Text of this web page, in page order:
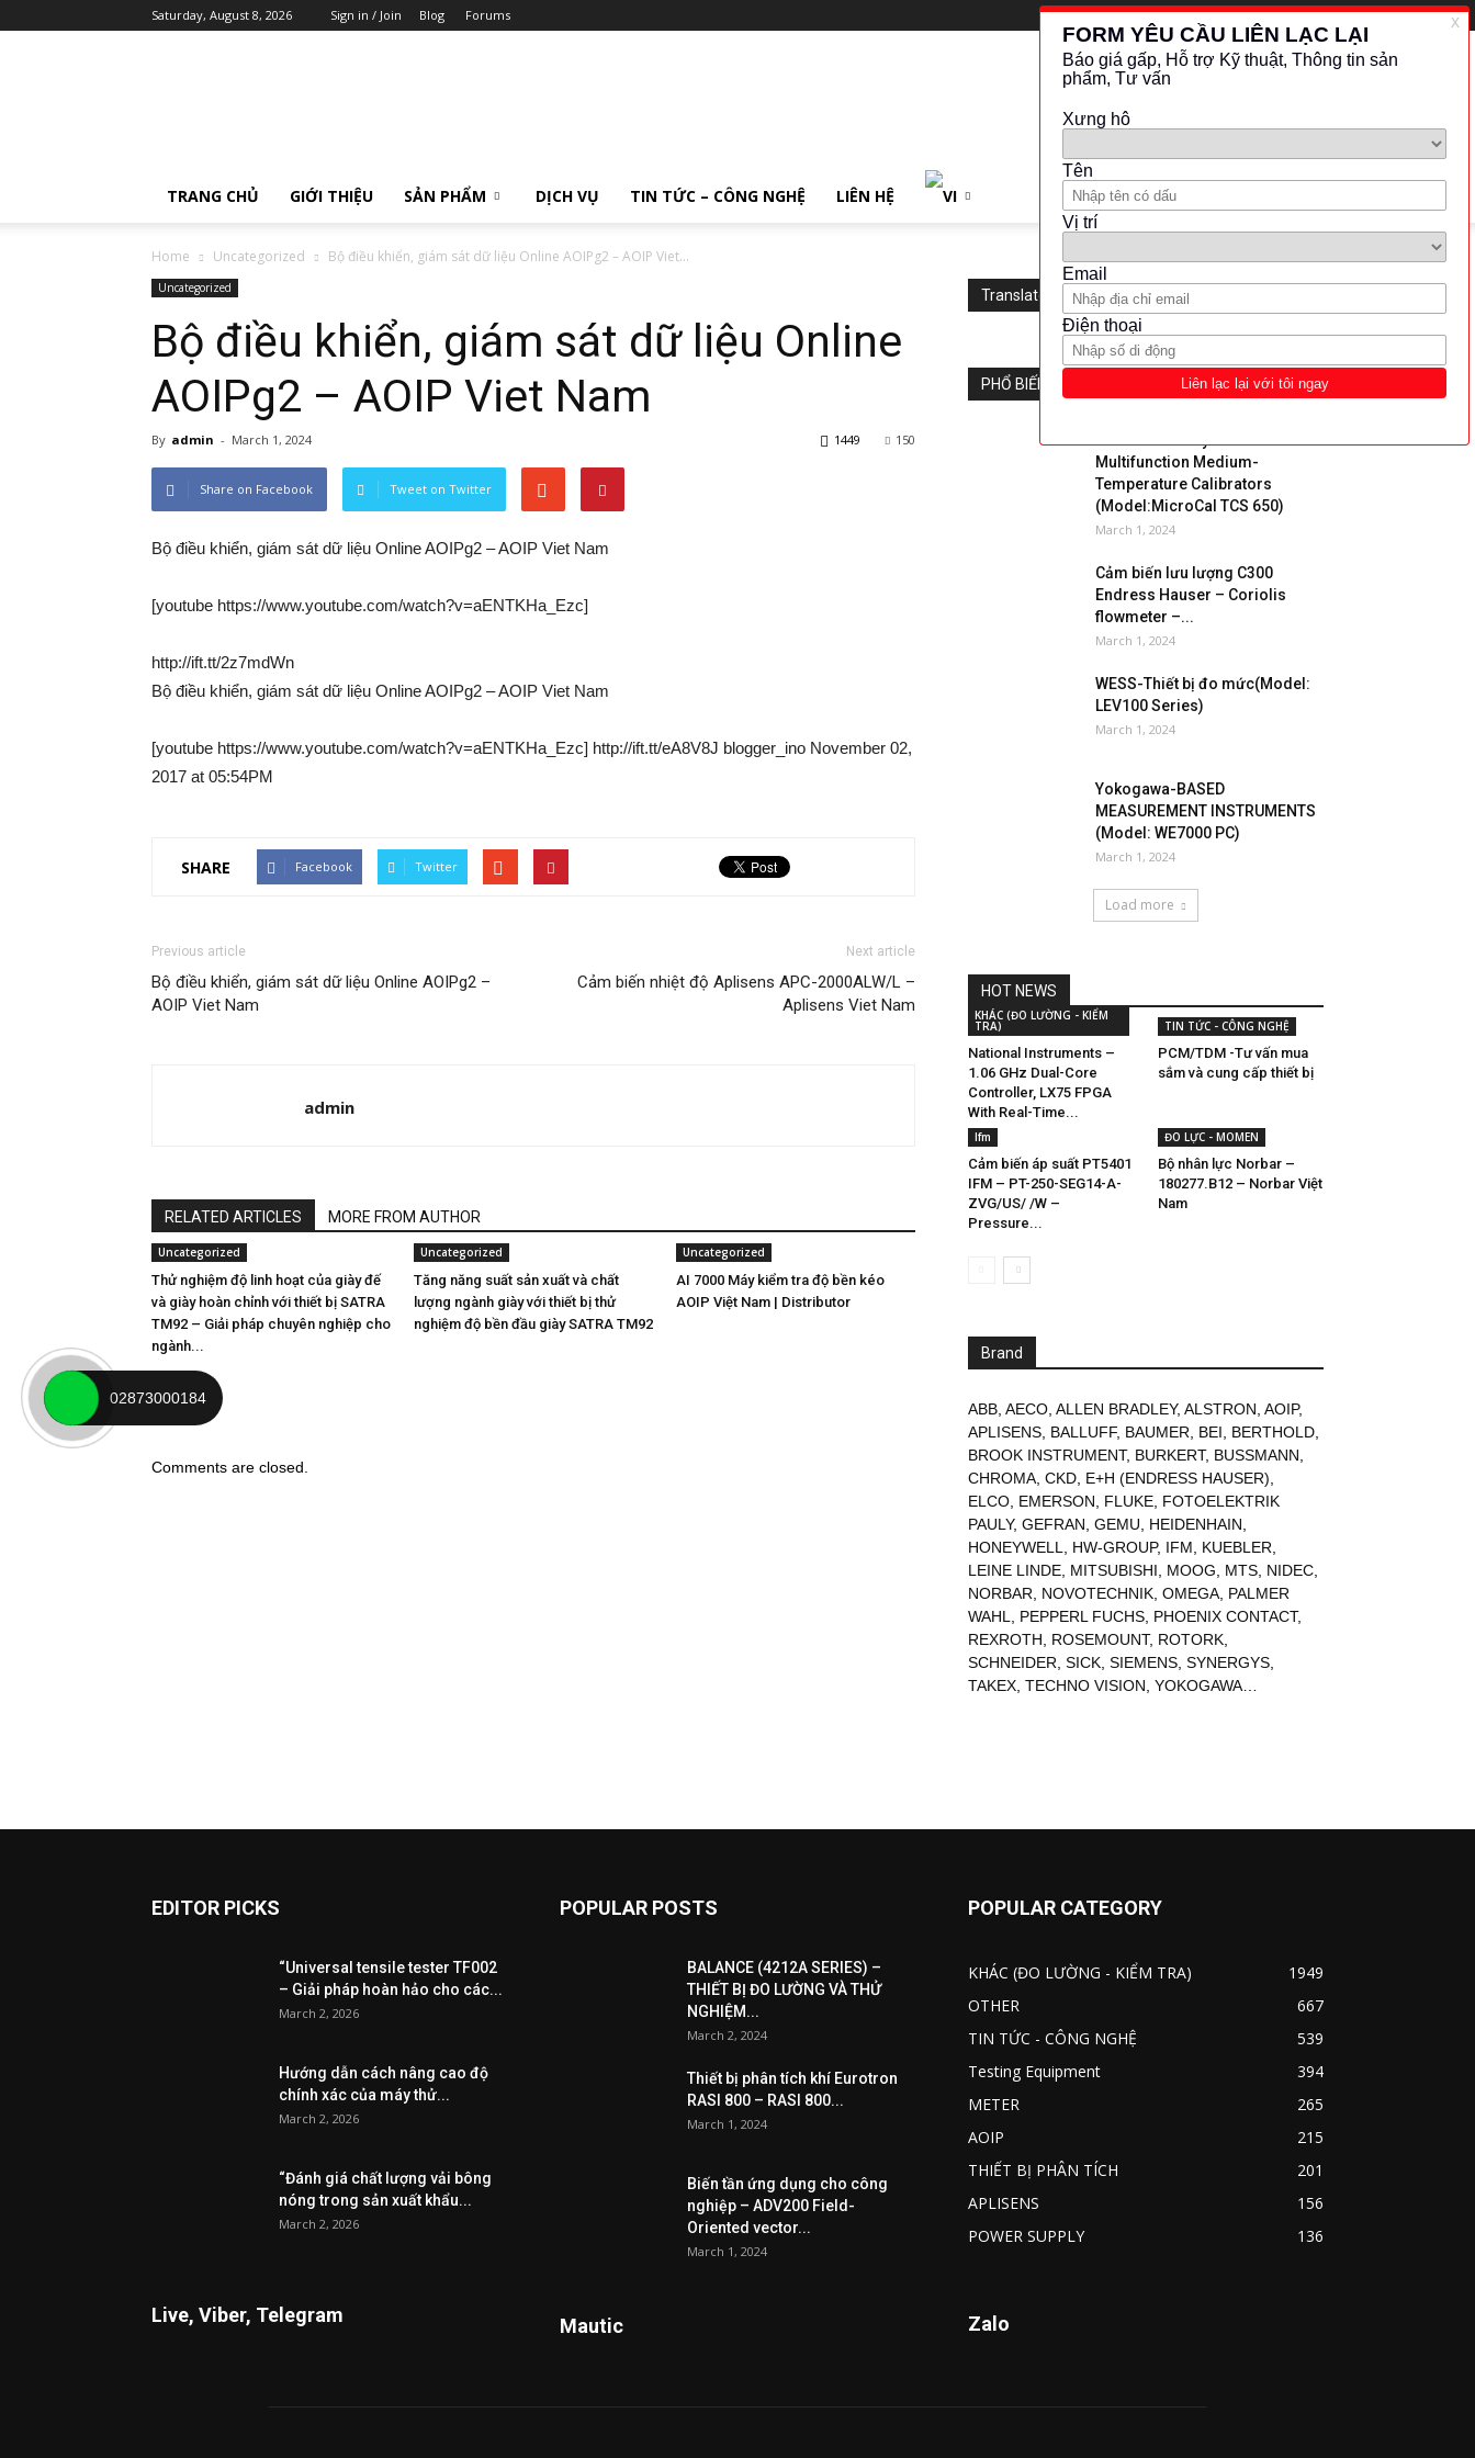
Saturday, August 8, 2026 Sign in / Join Blog Forums
TRANG CHỦ GIỚI THIỆU SẢN PHẨM DỊCH VỤ TIN TỨC – CÔNG NGHỆ LIÊN HỆ
Home Uncategorized Bộ điều khiển, giám sát dữ liệu Online AOIPg2 – AOIP Viet...
Uncategorized
Bộ điều khiển, giám sát dữ liệu Online
AOIPg2 – AOIP Viet Nam
By admin - March 1, 2024 150
1449
Share on Facebook Tweet on Twitter
Bộ điều khiển, giám sát dữ liệu Online AOIPg2 – AOIP Viet Nam
[youtube https://www.youtube.com/watch?v=aENTKHa_Ezc]
http://ift.tt/2z7mdWn
Bộ điều khiển, giám sát dữ liệu Online AOIPg2 – AOIP Viet Nam
[youtube https://www.youtube.com/watch?v=aENTKHa_Ezc] http://ift.tt/eA8V8J blogger_ino November 02,
2017 at 05:54PM
SHARE Facebook Twitter
Previous article
Bộ điều khiển, giám sát dữ liệu Online AOIPg2 –
AOIP Viet Nam
Next article
Cảm biến nhiệt độ Aplisens APC-2000ALW/L –
Aplisens Viet Nam
admin
RELATED ARTICLES MORE FROM AUTHOR
Uncategorized
Thử nghiệm độ linh hoạt của giày đế
và giày hoàn chỉnh với thiết bị SATRA
TM92 – Giải pháp chuyên nghiệp cho
ngành...
Uncategorized
Tăng năng suất sản xuất và chất
lượng ngành giày với thiết bị thử
nghiệm độ bền đầu giày SATRA TM92
Uncategorized
AI 7000 Máy kiểm tra độ bền kéo
AOIP Việt Nam | Distributor
Comments are closed.
Translate this website
PHỔ BIẾN
Multifunction Medium-
Temperature Calibrators
(Model:MicroCal TCS 650)
March 1, 2024
Cảm biến lưu lượng C300
Endress Hauser – Coriolis
flowmeter –...
March 1, 2024
WESS-Thiết bị đo mức(Model:
LEV100 Series)
March 1, 2024
Yokogawa-BASED
MEASUREMENT INSTRUMENTS
(Model: WE7000 PC)
March 1, 2024
Load more
HOT NEWS
KHÁC (ĐO LƯỜNG - KIỂM
TRA)
National Instruments –
1.06 GHz Dual-Core
Controller, LX75 FPGA
With Real-Time...
TIN TỨC - CÔNG NGHỆ
PCM/TDM -Tư vấn mua
sắm và cung cấp thiết bị
Ifm
Cảm biến áp suất PT5401
IFM – PT-250-SEG14-A-
ZVG/US/ /W –
Pressure...
ĐO LỰC - MOMEN
Bộ nhân lực Norbar –
180277.B12 – Norbar Việt
Nam
Brand
ABB AECO ALLEN BRADLEY, ALSTRON AOIP,
APLISENS BALLUFF, BAUMER BEI BERTHOLD
BROOK INSTRUMENT, BURKERT, BUSSMANN
CHROMA CKD E+H (ENDRESS HAUSER)
ELCO EMERSON FLUKE FOTOELEKTRIK
PAULY, GEFRAN GEMU HEIDENHAIN
HONEYWELL
HW-GROUP, IFM KUEBLER
LEINE LINDE MITSUBISHI MOOG MTS NIDEC
NORBAR
NOVOTECHNIK OMEGA PALMER
WAHL
PEPPERL FUCHS PHOENIX CONTACT,
REXROTH
ROSEMOUNT, ROTORK
SCHNEIDER SICK SIEMENS SYNERGYS
TAKEX TECHNO VISION YOKOGAWA
EDITOR PICKS
“Universal tensile tester TF002
– Giải pháp hoàn hảo cho các...
March 2, 2026
Hướng dẫn cách nâng cao độ
chính xác của máy thử...
March 2, 2026
“Đánh giá chất lượng vải bông
nóng trong sản xuất khẩu...
March 2, 2026
Live, Viber, Telegram
POPULAR POSTS
BALANCE (4212A SERIES) –
THIẾT BỊ ĐO LƯỜNG VÀ THỬ
NGHIỆM...
March 2, 2024
Thiết bị phân tích khí Eurotron
RASI 800 – RASI 800...
March 1, 2024
Biến tần ứng dụng cho công
nghiệp – ADV200 Field-
Oriented vector...
March 1, 2024
Mautic
POPULAR CATEGORY
KHÁC (ĐO LƯỜNG - KIỂM TRA)
1949
OTHER
667
TIN TỨC - CÔNG NGHỆ
539
Testing Equipment
394
METER
265
AOIP
215
THIẾT BỊ PHÂN TÍCH
201
APLISENS
156
POWER SUPPLY
136
Zalo
02873000184